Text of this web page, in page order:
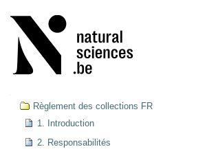
to
content.
Skip
to
navigation
tools
Navigation
Règlement des collections FR
1. Introduction
2. Responsabilités